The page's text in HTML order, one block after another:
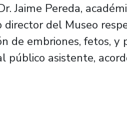
Jaime Pereda,
del Museo
de embriones, fetos,
público asistente,